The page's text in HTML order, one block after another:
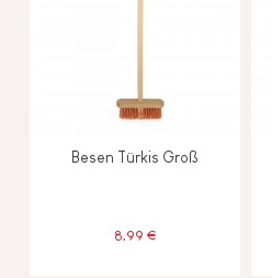
Besen Türkis Groß
8,99 €